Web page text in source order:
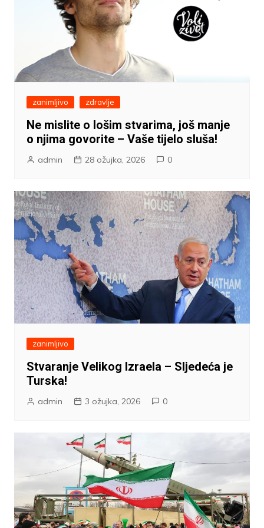
zanimljivo zdravlje
Ne mislite o lošim stvarima, još manje
o njima govorite – Vaše tijelo sluša!
admin 28 ožujka, 2026 0
zanimljivo
Stvaranje Velikog Izraela – Sljedeća je
Turska!
admin 3 ožujka, 2026 0